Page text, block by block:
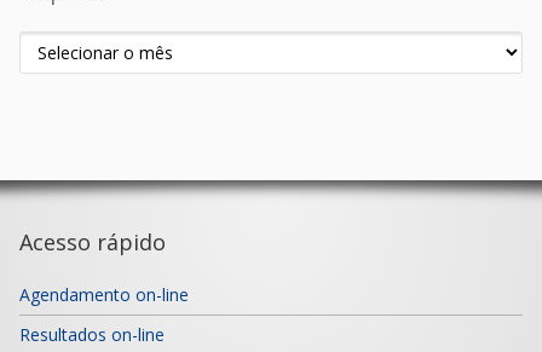
Arquivos
Acesso rápido
Agendamento on-line
Resultados on-line